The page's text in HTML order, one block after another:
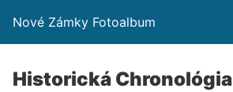
Nové Zámky Fotoalbum
Historická Chronológia